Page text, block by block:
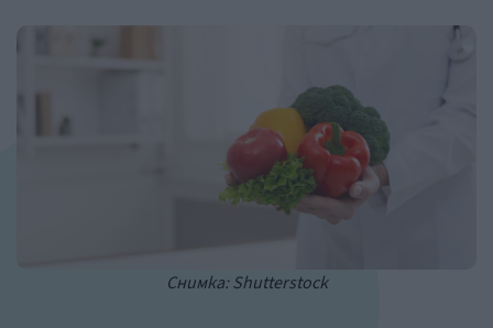
Снимка: Shutterstock